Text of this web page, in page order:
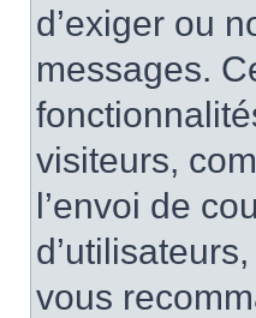
d’exiger ou
messages.
visiteurs,
l’envoi de
vous